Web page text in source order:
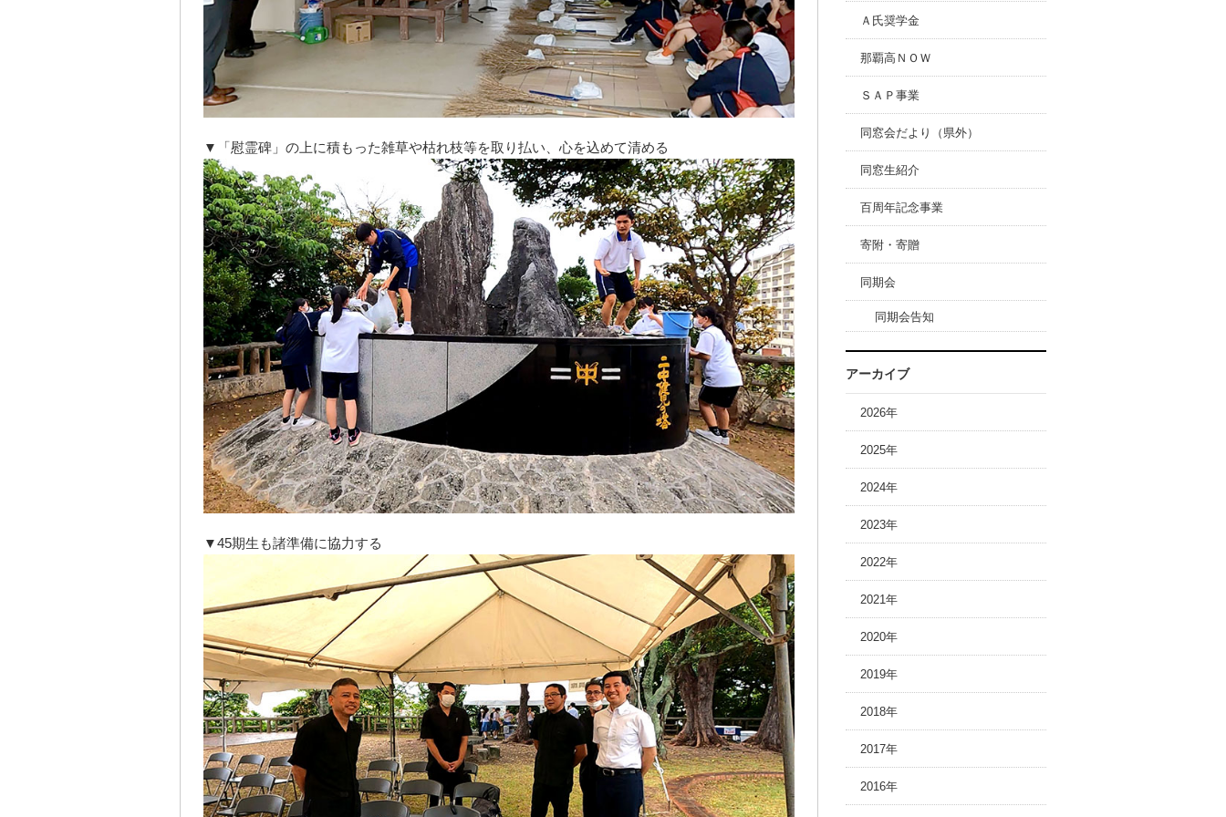
▼「慰霊碑」の上に積もった雑草や枯れ枝等を取り払い、心を込めて清める
▼45期生も諸準備に協力する
Ａ氏奨学金
那覇高ＮＯＷ
ＳＡＰ事業
同窓会だより（県外）
同窓生紹介
百周年記念事業
寄附・寄贈
同期会
同期会告知
アーカイブ
2026年
2025年
2024年
2023年
2022年
2021年
2020年
2019年
2018年
2017年
2016年